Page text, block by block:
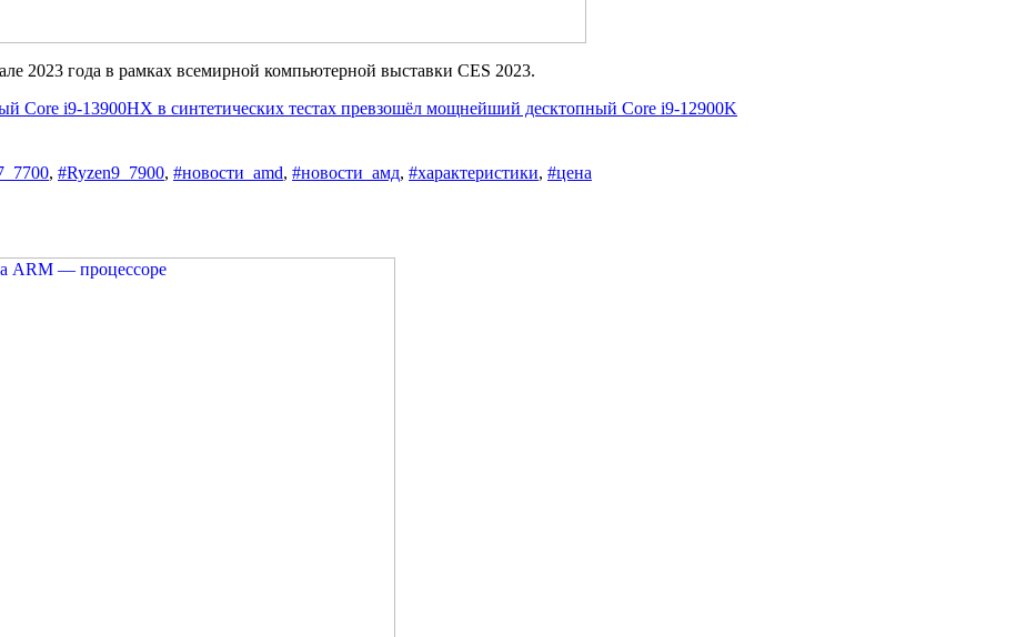
2023 года в рамках всемирной компьютерной выставки CES 2023.
Core i9-13900HX в синтетических тестах превзошёл мощнейший десктопный Core i9-12900K
, #Ryzen9_7900, #новости_amd, #новости_амд, #характеристики, #цена